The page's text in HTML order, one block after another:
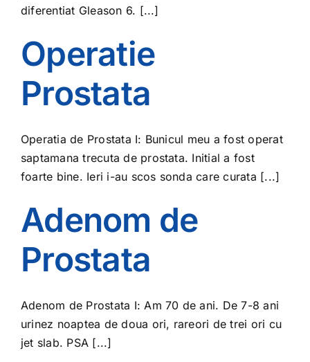
diferentiat Gleason 6. [...]
Operatie
Prostata
Operatia de Prostata I: Bunicul meu a fost operat
saptamana trecuta de prostata. Initial a fost
foarte bine. Ieri i-au scos sonda care curata [...]
Adenom de
Prostata
Adenom de Prostata I: Am 70 de ani. De 7-8 ani
urinez noaptea de doua ori, rareori de trei ori cu
jet slab. PSA [...]